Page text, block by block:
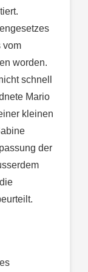
vom
worden.
schnell
Mario
kleinen
der